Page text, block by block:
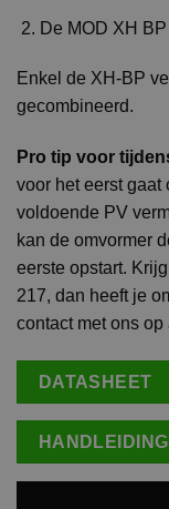
De MOD XH
Enkel de XH-BP
gecombineerd.
Pro tip voor
voor het eerst gaat
voldoende PV
kan de omvormer
eerste opstart.
217, dan heeft je
contact met ons
DATASHEET
HANDLEIDING